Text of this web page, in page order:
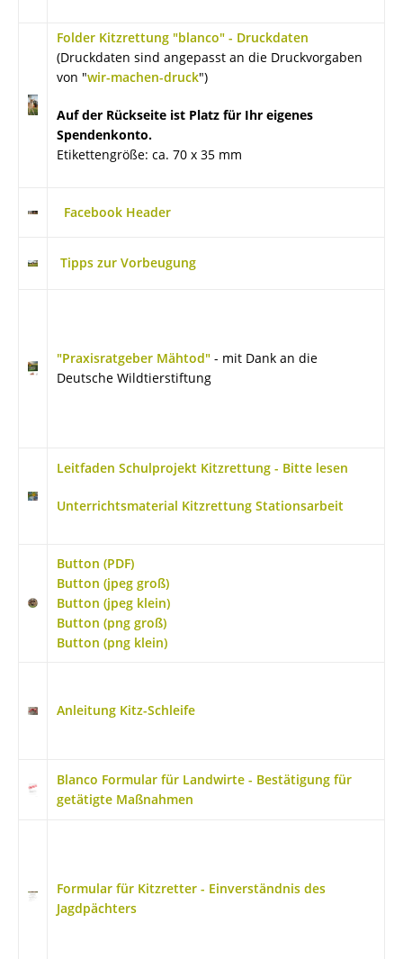
Folder Kitzrettung "blanco" - Druckdaten
(Druckdaten sind angepasst an die Druckvorgaben
von "wir-machen-druck")
Auf der Rückseite ist Platz für Ihr eigenes
Spendenkonto.
Etikettengröße: ca. 70 x 35 mm
Facebook Header
Tipps zur Vorbeugung
"Praxisratgeber Mähtod" - mit Dank an die
Deutsche Wildtierstiftung
Leitfaden Schulprojekt Kitzrettung - Bitte lesen
Unterrichtsmaterial Kitzrettung Stationsarbeit
Button (PDF)
Button (jpeg groß)
Button (jpeg klein)
Button (png groß)
Button (png klein)
Anleitung Kitz-Schleife
Blanco Formular für Landwirte - Bestätigung für
getätigte Maßnahmen
Formular für Kitzretter - Einverständnis des
Jagdpächters